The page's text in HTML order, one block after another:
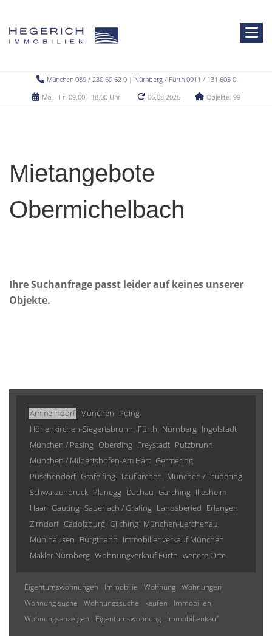
München 089 / 230 69 62 0 | Nürnberg / Fürth 0911 / 131 605 0
Mo. - Fr. 09.00 - 18.00 Uhr
06.08.2026 Objekte: 99
Mietangebote
Obermichelbach
Ihre Suchanfrage passt leider auf keines unserer
Objekte.
Ammerndorf München Poing
Höhenkirchen-Siegertsbrunn Fürth Nürnberg Ingolstadt
München / Pasing Oberding Freystadt Putzbrunn
München / Milbertshofen-Am Hart Germering
Puschendorf Gräfelfing Taufkirchen München / Trudering
Schwarzenbruck Planegg Dachau Garching Illesheim
Haar Gauting Sauerlach / Grafing Landsberied Erlangen
Zirndorf Cadolzburg Gilching München-Lerchenau
Mühlhausen Burgthann Immobilienverkauf München
Makler Nürnberg Wohnungverkauf Fürth weitere Orte
Eigentumswohnungen Immobilie Wohnung Wohnungen
Wohnung suche
Wohnungssuche kaufen
Immobilien
Wohnungsanzeigen
Eigentumswohnung Immobilienkauf